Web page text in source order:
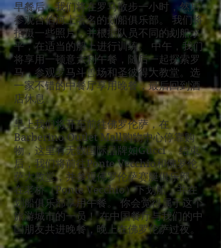
早餐后，我们将在罗马散步一小时，然后
参观台伯河上著名的划船俱乐部。 我们将
拍摄一些照片，并根据队员不同的划船水
平，在适当的船上进行训练。 中午，我们
将享用一顿意大利午餐，随后一起探索罗
马，参观罗马斗兽场和圣彼得大教堂。选
一家不错的中餐厅享用晚餐，最后回到酒
店休息。
早上我们将开车前往佛罗伦萨，在
Barberino Outlet Mall购物中心停靠购
物，这里有无数国际品牌如Gucci 。结束
后，我们将前往Ponte Vecchio和佛罗伦
萨大教堂，并参观佛罗伦萨赛艇俱乐部，
在老桥（Ponte Vecchio）下划船，并在
划船俱乐部享用午餐。 你会觉得属于这个
旅游城市的一员！ 在中国餐厅与我们的中
国朋友共进晚餐，晚上在佛罗伦萨过夜。